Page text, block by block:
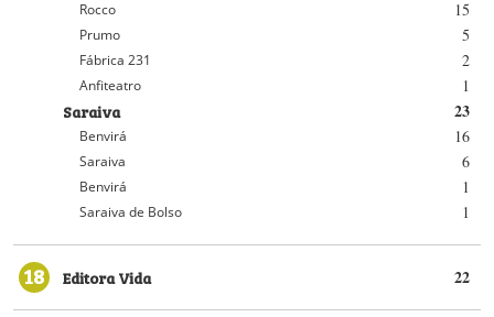
15
Rocco
5
Prumo
2
Fábrica 231
1
Anfiteatro
23
Saraiva
16
Benvirá
6
Saraiva
1
Benvirá
1
Saraiva de Bolso
18 22
Editora Vida